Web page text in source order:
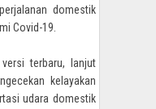
domestik
Covid-19.
terbaru, lanjut
kelayakan
udara domestik